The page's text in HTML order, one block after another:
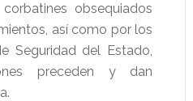
obsequiados
así como por los
Seguridad del Estado,
preceden y dan